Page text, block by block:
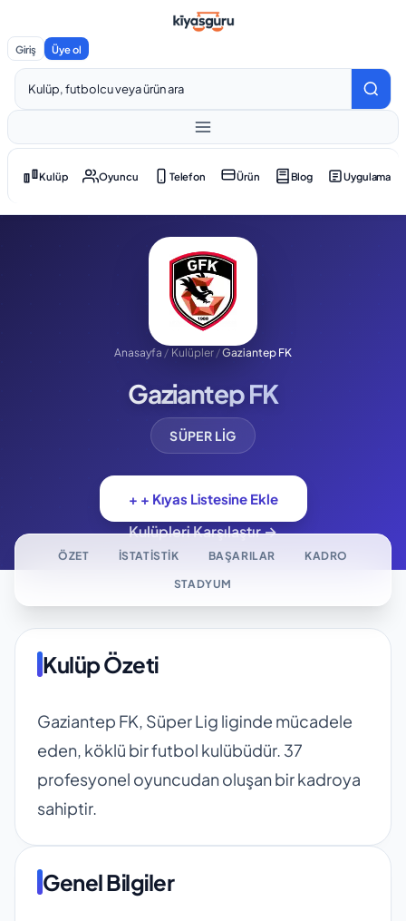
Giriş Üye ol
Kulüp Oyuncu Telefon Ürün Blog Uygulama
Anasayfa / Kulüpler /Gaziantep FK
Gaziantep FK
SÜPER LIG
+ + Kıyas Listesine Ekle
Kulüpleri Karşılaştır →
ÖZET İSTATISTIK BAŞARILAR KADRO
STADYUM
Kulüp Özeti
Gaziantep FK, Süper Lig liginde mücadele
eden, köklü bir futbol kulübüdür. 37
profesyonel oyuncudan oluşan bir kadroya
sahiptir.
Genel Bilgiler